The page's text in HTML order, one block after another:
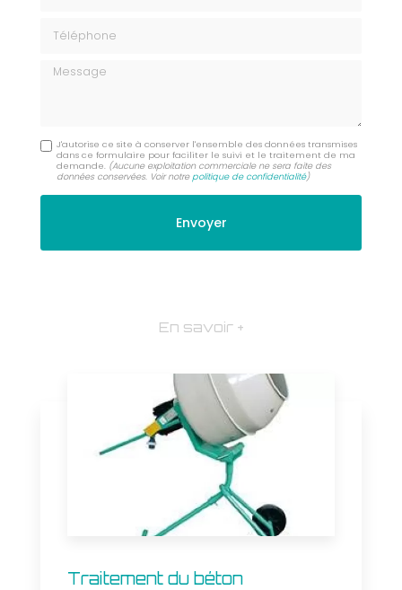
Message
J'autorise ce site à conserver l'ensemble des données transmises
dans ce formulaire pour faciliter le suivi et le traitement de ma
demande. (Aucune exploitation commerciale ne sera faite des
données conservées. Voir notrepolitique de confidentialité)
En savoir +
Traitement du béton